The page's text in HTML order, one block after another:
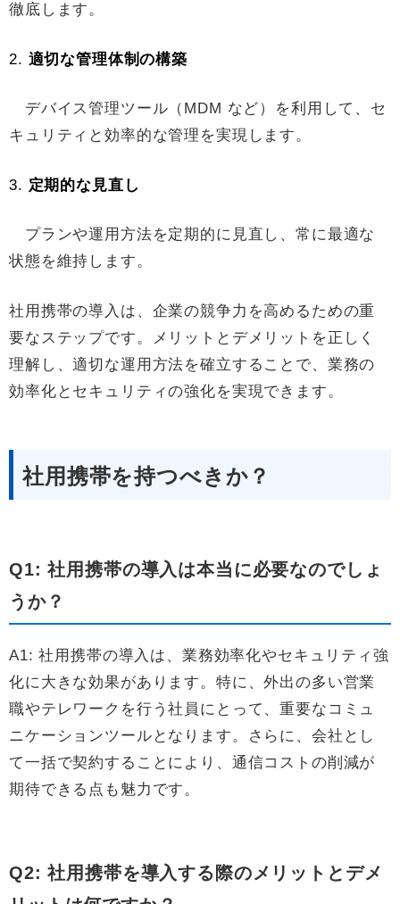
徹底します。
2. 適切な管理体制の構築
デバイス管理ツール（MDM など）を利用して、セ
キュリティと効率的な管理を実現します。
3. 定期的な見直し
プランや運用方法を定期的に見直し、常に最適な
状態を維持します。
社用携帯の導入は、企業の競争力を高めるための重
要なステップです。メリットとデメリットを正しく
理解し、適切な運用方法を確立することで、業務の
効率化とセキュリティの強化を実現できます。
社用携帯を持つべきか？
Q1: 社用携帯の導入は本当に必要なのでしょ
うか？
A1: 社用携帯の導入は、業務効率化やセキュリティ強
化に大きな効果があります。特に、外出の多い営業
職やテレワークを行う社員にとって、重要なコミュ
ニケーションツールとなります。さらに、会社とし
て一括で契約することにより、通信コストの削減が
期待できる点も魅力です。
Q2: 社用携帯を導入する際のメリットとデメ